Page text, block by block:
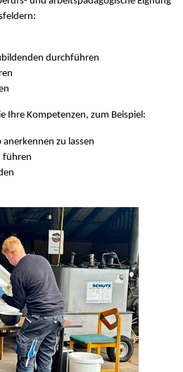
durchführen
Ihre Kompetenzen, zum Beispiel:
zu lassen
führen